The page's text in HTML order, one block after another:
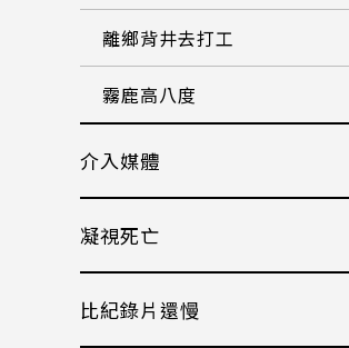
離鄉背井去打工
霧鹿高八度
介入媒體
凝視死亡
比紀錄片還慢